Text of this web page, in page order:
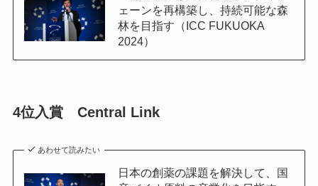
ェーンを再構築し、持続可能な森
林を目指す（ICC FUKUOKA
2024）
4位入賞 Central Link
あわせて読みたい
日本の創薬の課題を解決して、国